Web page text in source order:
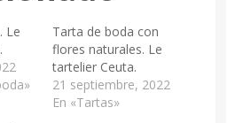
Le
Tarta de boda con
flores naturales. Le
tartelier Ceuta.
21 septiembre, 2022
En «Tartas»